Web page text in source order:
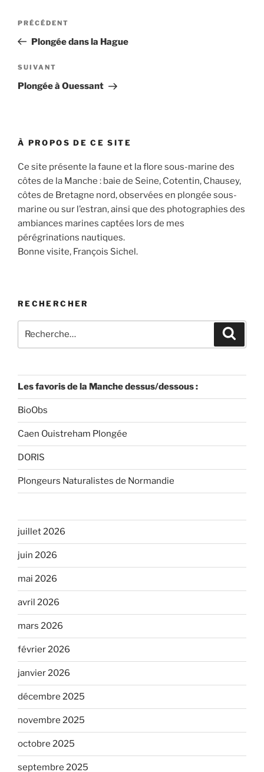
Navigation
l’article
Article
précédent
PRÉCÉDENT
Plongée dans la Hague
Article
suivant
SUIVANT
Plongée à Ouessant
À PROPOS DE CE SITE
Ce site présente la faune et la flore sous-marine des
côtes de la Manche : baie de Seine, Cotentin, Chausey,
côtes de Bretagne nord, observées en plongée sous-
marine ou sur l’estran, ainsi que des photographies des
ambiances marines captées lors de mes
pérégrinations nautiques.
Bonne visite, François Sichel.
RECHERCHER
pour
Les favoris de la Manche dessus/dessous :
BioObs
Caen Ouistreham Plongée
DORIS
Plongeurs Naturalistes de Normandie
juillet 2026
juin 2026
mai 2026
avril 2026
mars 2026
février 2026
janvier 2026
décembre 2025
novembre 2025
octobre 2025
septembre 2025